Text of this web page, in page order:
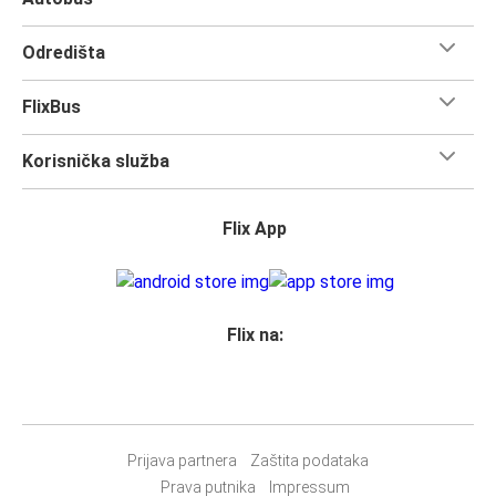
komad prtljage
za prijavu po putniku, pa čak i ako ideš na
, možeš to
učiniti u trenutku rezervacije. Odaberi
prilikom kupnje karte bilo kojim od naših dostupnih načina
Odredišta
FlixBus
Korisnička služba
Flix App
Flix na:
Prijava partnera
Zaštita podataka
Prava putnika
Impressum